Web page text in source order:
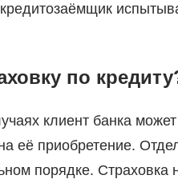
по
клиент банка
её приобретение.
порядке.